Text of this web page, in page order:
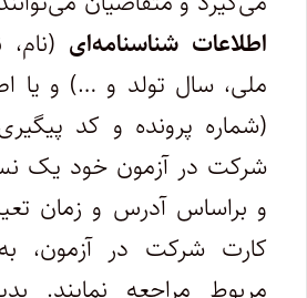
اطلاعات شناسنامه‌ای
ملی، سال تولد و …) و یا
(شماره پرونده و کد
شرکت در آزمون خود یک
و براساس آدرس و زمان
کارت شرکت در آزمون،
مربوط مراجعه نمایند.